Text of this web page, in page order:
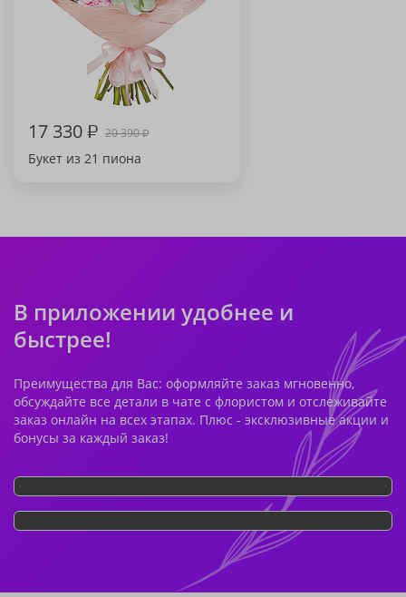
17 330₽ 20 390₽
Букет из 21 пиона
В приложении удобнее и
быстрее!
Преимущества для Вас: оформляйте заказ мгновенно,
обсуждайте все детали в чате с флористом и отслеживайте
заказ онлайн на всех этапах. Плюс - эксклюзивные акции и
бонусы за каждый заказ!